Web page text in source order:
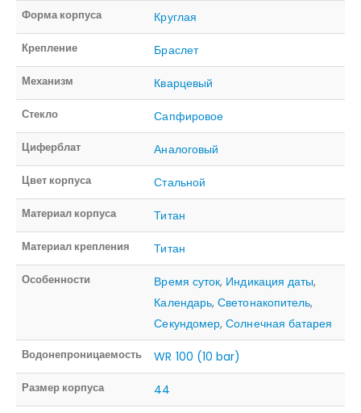
Форма корпуса Круглая
Крепление Браслет
Механизм Кварцевый
Стекло Сапфировое
Циферблат Аналоговый
Цвет корпуса Стальной
Материал корпуса Титан
Материал крепления Титан
Особенности Время суток, Индикация даты,
Календарь,Светонакопитель,
Секундомер,Солнечная батарея
Водонепроницаемость WR 100 (10 bar)
Размер корпуса 44